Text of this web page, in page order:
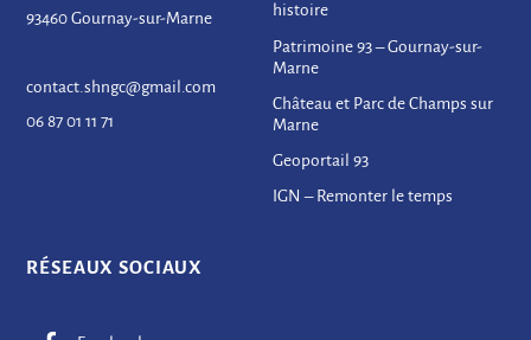
93460 Gournay-sur-Marne
contact.shngc@gmail.com
06 87 01 11 71
histoire
Patrimoine 93 – Gournay-sur-
Marne
Château et Parc de Champs sur
Marne
Geoportail 93
IGN – Remonter le temps
RÉSEAUX SOCIAUX